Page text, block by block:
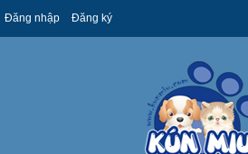
Đăng nhập Đăng ký